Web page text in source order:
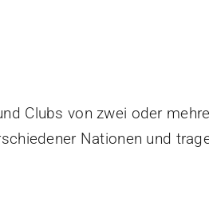
Clubs von zwei oder
Nationen und